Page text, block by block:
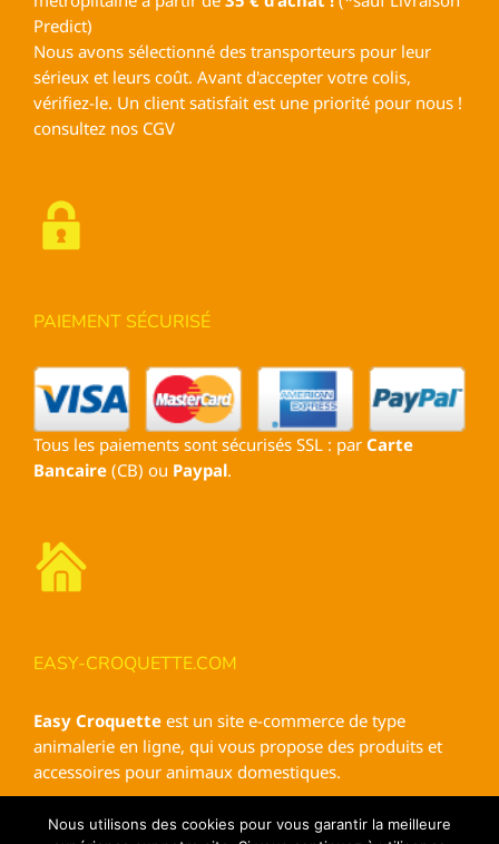
Predict)
Nous avons sélectionné des transporteurs pour leur
sérieux et leurs coût. Avant d'accepter votre colis,
vérifiez-le. Un client satisfait est une priorité pour nous !
consultez nos CGV
PAIEMENT SÉCURISÉ
Tous les paiements sont sécurisés SSL : par Carte
Bancaire (CB) ou Paypal.
EASY-CROQUETTE.COM
Easy Croquette est un site e-commerce de type
animalerie en ligne, qui vous propose des produits et
accessoires pour animaux domestiques.
Nous utilisons des cookies pour vous garantir la meilleure